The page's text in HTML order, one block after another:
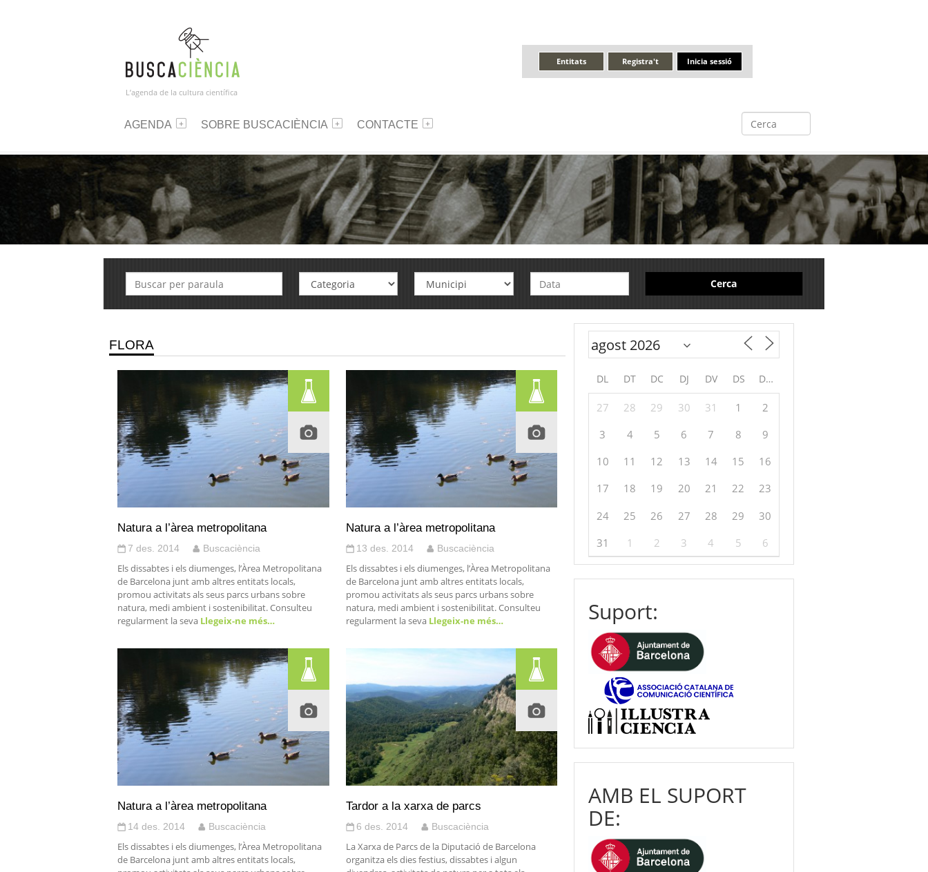
L’agenda de la cultura científica
Inicia sessió
Registra't
Entitats
AGENDA SOBRE BUSCACIÈNCIA CONTACTE
Cerca
FLORA
Natura a l’àrea metropolitana
7 des. 2014 Buscaciència
Els dissabtes i els diumenges, l’Àrea Metropolitana
de Barcelona junt amb altres entitats locals,
promou activitats als seus parcs urbans sobre
natura, medi ambient i sostenibilitat. Consulteu
regularment la seva Llegeix-ne més…
Natura a l’àrea metropolitana
13 des. 2014 Buscaciència
Els dissabtes i els diumenges, l’Àrea Metropolitana
de Barcelona junt amb altres entitats locals,
promou activitats als seus parcs urbans sobre
natura, medi ambient i sostenibilitat. Consulteu
regularment la sevaLlegeix-ne més…
Natura a l’àrea metropolitana
14 des. 2014 Buscaciència
Els dissabtes i els diumenges, l’Àrea Metropolitana
de Barcelona junt amb altres entitats locals,
Tardor a la xarxa de parcs
6 des. 2014 Buscaciència
La Xarxa de Parcs de la Diputació de Barcelona
organitza els dies festius, dissabtes i algun
DL DT DC DJ DV DS DG
27 28 29 30 31 1
2
3
4 5 6 7 8
9
10
11 12 13 14 15
16
17
18 19 20 21 22
23
24
25 26 27 28 29
30
31
1 2 3 4 5 6
Suport:
AMB EL SUPORT
DE: